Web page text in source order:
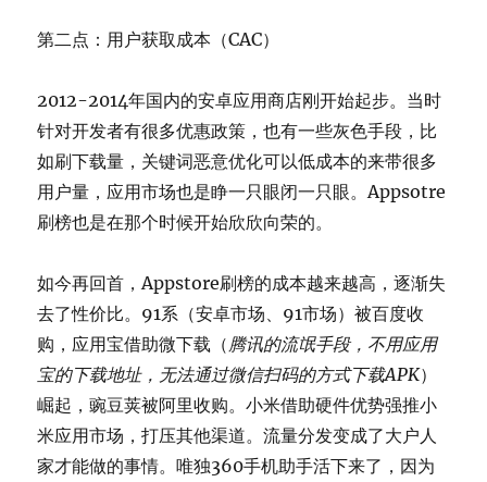
第二点：用户获取成本（CAC）
2012-2014年国内的安卓应用商店刚开始起步。当时
针对开发者有很多优惠政策，也有一些灰色手段，比
如刷下载量，关键词恶意优化可以低成本的来带很多
用户量，应用市场也是睁一只眼闭一只眼。Appsotre
刷榜也是在那个时候开始欣欣向荣的。
如今再回首，Appstore刷榜的成本越来越高，逐渐失
去了性价比。91系（安卓市场、91市场）被百度收
购，应用宝借助微下载（腾讯的流氓手段，不用应用
宝的下载地址，无法通过微信扫码的方式下载APK）
崛起，豌豆荚被阿里收购。小米借助硬件优势强推小
米应用市场，打压其他渠道。流量分发变成了大户人
家才能做的事情。唯独360手机助手活下来了，因为